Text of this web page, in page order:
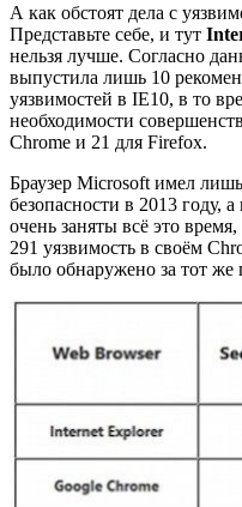
А как обстоят дела с
Представьте себе, и тут
нельзя лучше. Согласно
выпустила лишь 10
уязвимостей в IE10, в то
необходимости
Chrome и 21 для Firefox.
Браузер Microsoft имел
безопасности в 2013 году,
очень заняты всё это
291 уязвимость в своём
было обнаружено за тот